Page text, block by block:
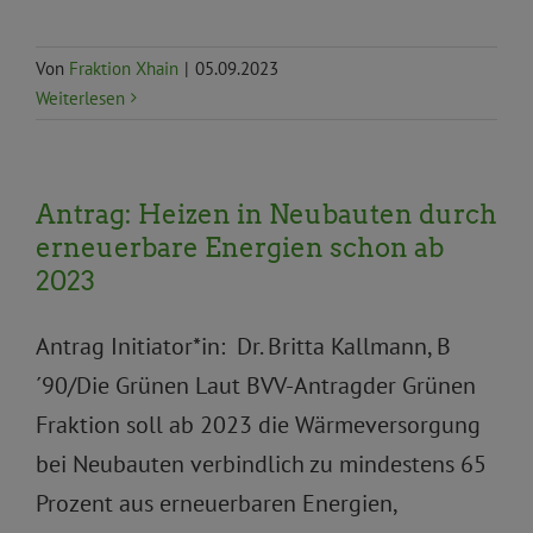
Von Fraktion Xhain | 05.09.2023
Weiterlesen
Antrag: Heizen in Neubauten durch
erneuerbare Energien schon ab
2023
Antrag Initiator*in: Dr. Britta Kallmann, B
´90/Die Grünen Laut BVV-Antragder Grünen
Fraktion soll ab 2023 die Wärmeversorgung
bei Neubauten verbindlich zu mindestens 65
Prozent aus erneuerbaren Energien,